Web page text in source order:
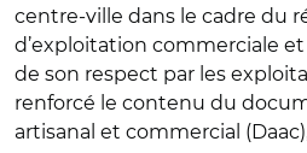
centre-ville dans le cadre du
d’exploitation commerciale
de son respect par les
renforcé le contenu du
artisanal et commercial (Daac)